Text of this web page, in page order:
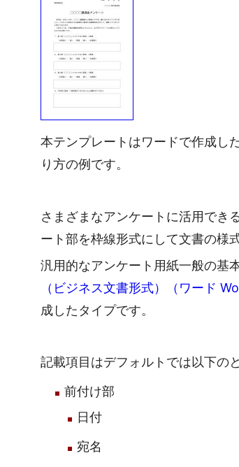
本テンプレートはワードで作成し
り方の例です。
さまざまなアンケートに活用でき
ート部を枠線形式にして文書の様
汎用的なアンケート用紙一般の基
（ビジネス文書形式）（ワード
成したタイプです。
記載項目はデフォルトでは以下の
前付け部
日付
宛名